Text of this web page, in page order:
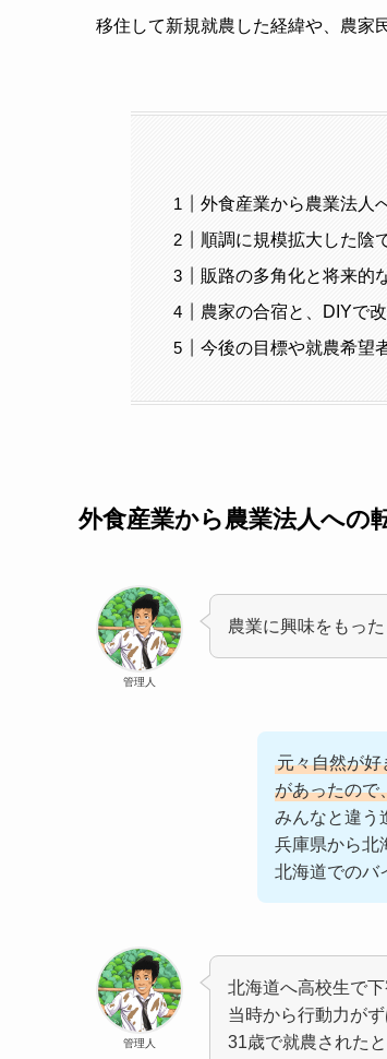
移住して新規就農した経緯や、農家
外食産業から農業法人
順調に規模拡大した陰
販路の多角化と将来的
農家の合宿と、DIYで
今後の目標や就農希望
外食産業から農業法人への
管理人
農業に興味をもっ
元々自然が好
があったので
みんなと違う
兵庫県から北
北海道でのバ
管理人
北海道へ高校生で
当時から行動力が
31歳で就農された